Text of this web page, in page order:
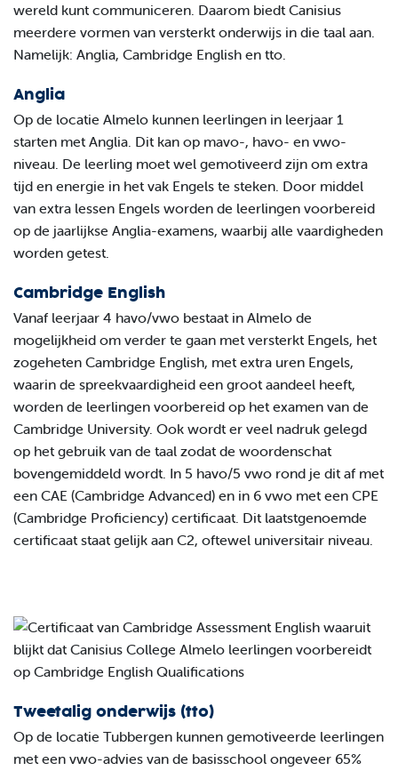
wereld kunt communiceren. Daarom biedt Canisius
meerdere vormen van versterkt onderwijs in die taal aan.
Namelijk: Anglia, Cambridge English en tto.
Anglia
Op de locatie Almelo kunnen leerlingen in leerjaar 1
starten met Anglia. Dit kan op mavo-, havo- en vwo-
niveau. De leerling moet wel gemotiveerd zijn om extra
tijd en energie in het vak Engels te steken. Door middel
van extra lessen Engels worden de leerlingen voorbereid
op de jaarlijkse Anglia-examens, waarbij alle vaardigheden
worden getest.
Cambridge English
Vanaf leerjaar 4 havo/vwo bestaat in Almelo de
mogelijkheid om verder te gaan met versterkt Engels, het
zogeheten Cambridge English, met extra uren Engels,
waarin de spreekvaardigheid een groot aandeel heeft,
worden de leerlingen voorbereid op het examen van de
Cambridge University. Ook wordt er veel nadruk gelegd
op het gebruik van de taal zodat de woordenschat
bovengemiddeld wordt. In 5 havo/5 vwo rond je dit af met
een CAE (Cambridge Advanced) en in 6 vwo met een CPE
(Cambridge Proficiency) certificaat. Dit laatstgenoemde
certificaat staat gelijk aan C2, oftewel universitair niveau.
Tweetalig onderwijs (tto)
Op de locatie Tubbergen kunnen gemotiveerde leerlingen
met een vwo-advies van de basisschool ongeveer 65%